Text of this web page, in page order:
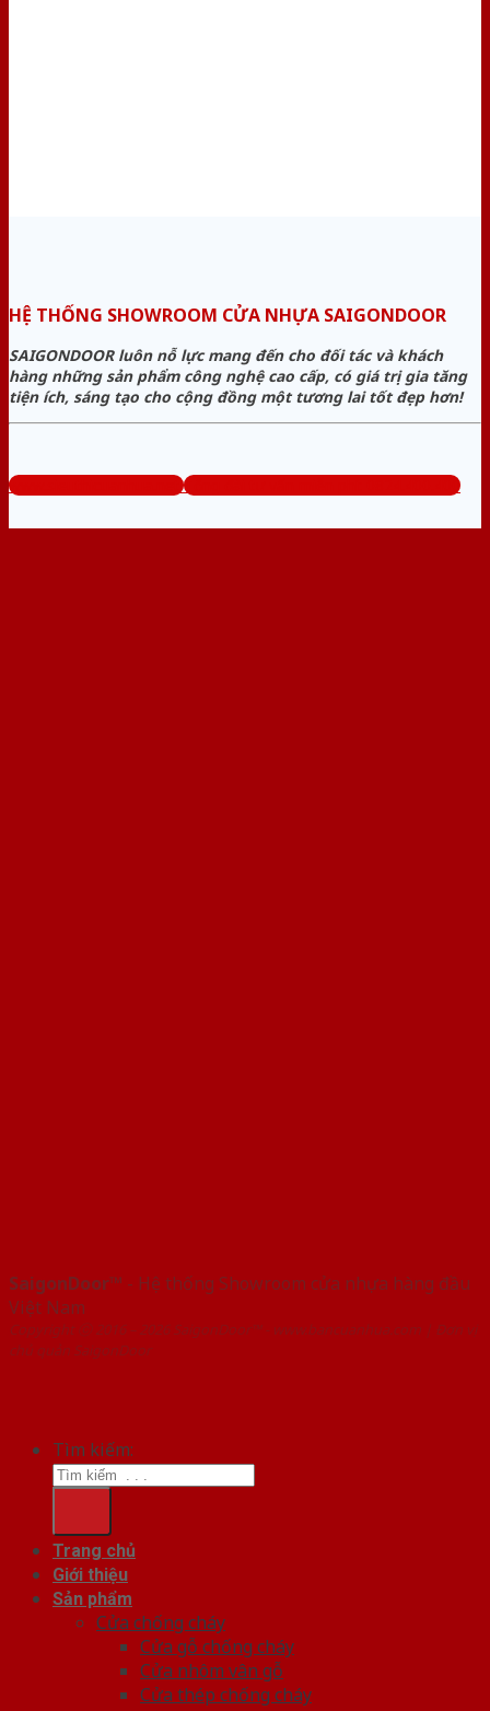
HỆ THỐNG SHOWROOM CỬA NHỰA SAIGONDOOR
SAIGONDOOR luôn nỗ lực mang đến cho đối tác và khách
hàng những sản phẩm công nghệ cao cấp, có giá trị gia tăng
tiện ích, sáng tạo cho cộng đồng một tương lai tốt đẹp hơn!
www.sieuthicuanhua.net Tổng đài tư vấn miễn phí: 0824.400.400
SaigonDoor™ - Hệ thống Showroom cửa nhựa hàng đầu
Việt Nam
Copyright ⓒ 2016 – 2026 SaigonDoor™ - www.bancuanhua.com | Đơn vị
chủ quản SaigonDoor
Tìm kiếm:
Trang chủ
Giới thiệu
Sản phẩm
Cửa chống cháy
Cửa gỗ chống cháy
Cửa nhôm vân gỗ
Cửa thép chống cháy